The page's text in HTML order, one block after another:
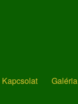
Kapcsolat Galéria